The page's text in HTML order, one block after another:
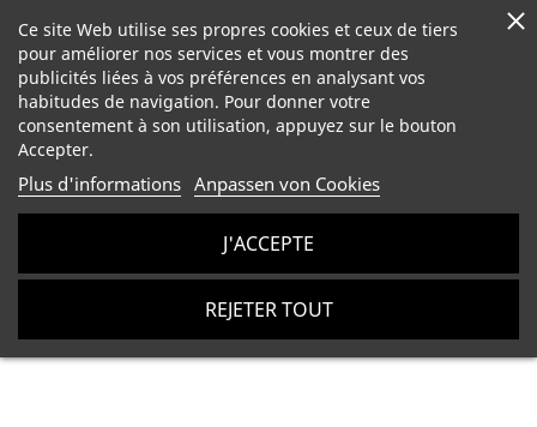
zum Personalisieren von Produkten Jack & Jones
Ce site Web utilise ses propres cookies et ceux de tiers
pour améliorer nos services et vous montrer des
publicités liées à vos préférences en analysant vos
habitudes de navigation. Pour donner votre
consentement à son utilisation, appuyez sur le bouton
Accepter.
Plus d'informations Anpassen von Cookies
REJETER TOUT
J'ACCEPTE